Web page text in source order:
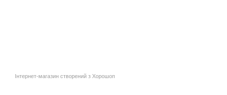
Інтернет-магазин створений з Хорошоп